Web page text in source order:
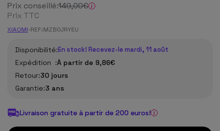
Prix conseillé:149,00€
Prix TTC
XIAOMI-REF:MZB0JRYEU
Disponibilité:En stock! Recevez-le mardi, 11 août
Expédition :À partir de 9,86€
Retour:30 jours
Garantie:3 ans
Livraison gratuite à partir de 200 euros!